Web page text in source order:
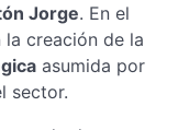
Jorge. En el
la creación de la
asumida por
sector.